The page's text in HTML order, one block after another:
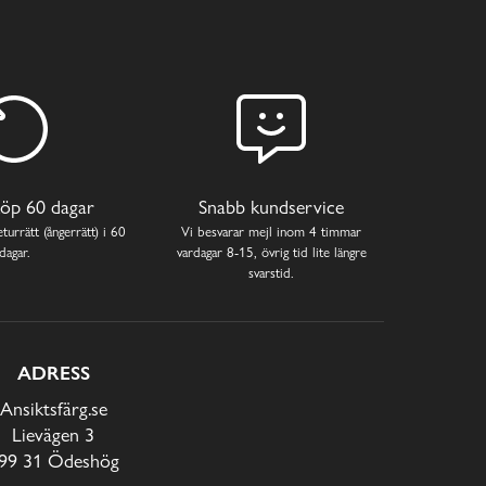
60 dagar
(ångerrätt) i 60
Snabb kundservice
Vi besvarar mejl inom 4 timmar
vardagar 8-15, övrig tid lite längre
svarstid.
ADRESS
Ansiktsfärg.se
Lievägen 3
31 Ödeshög